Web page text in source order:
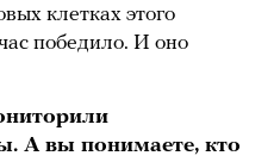
клетках этого
победило. И оно
А вы понимаете, кто